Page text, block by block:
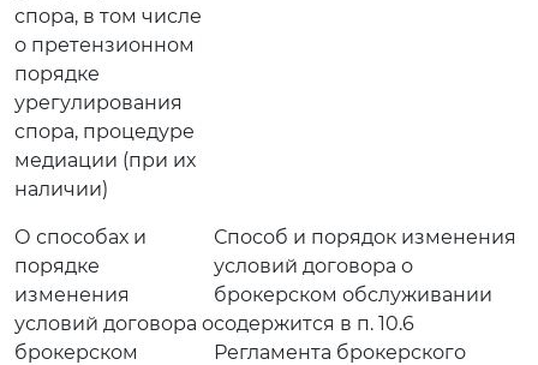
спора, в том числе
о претензионном
порядке
урегулирования
спора, процедуре
медиации (при их
наличии)
О способах и
порядке
изменения
условий договора о
брокерском
Способ и порядок изменения
условий договора о
брокерском обслуживании
содержится в п. 10.6
Регламента брокерского